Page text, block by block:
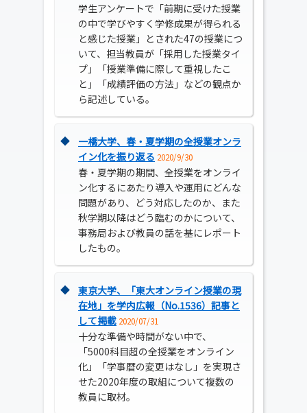
学生アンケートで「前期に受けた授業
の中で学びやすく学修成果が得られる
と感じた授業」とされた47の授業につ
いて、担当教員が「採用した授業タイ
プ」「授業準備に際して重視したこ
と」「成績評価の方法」などの観点か
ら記述している。
◆
一橋大学、春・夏学期の全授業オンラ
イン化を振り返る 2020/9/30
春・夏学期の期間、全授業をオンライ
ン化するにあたり導入や運用にどんな
問題があり、どう対応したのか、また
秋学期以降はどう臨むのかについて、
事務局および教員の話を基にレポート
したもの。
◆ 東京大学、「東大オンライン授業の現
在地」を学内広報（No.1536）記事と
して掲載 2020/07/31
十分な準備や時間がない中で、
「5000科目超の全授業をオンライン
化」「学事暦の変更はなし」を実現さ
せた2020年度の取組について複数の
教員に取材。